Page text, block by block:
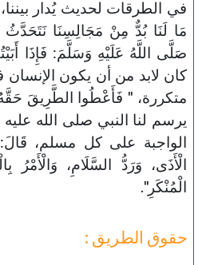
في الطرقات لحديث يُدار
مَا لَنَا بُدٌّ مِنْ مَجَالِسِنَا
صَلَّى اللَّهُ عَلَيْهِ وَسَلَّمَ: فَإِذَا
كان لابد من أن يكون
متكررة، " فَأَعْطُوا الطَّرِيقَ
يرسم لنا النبي صلى الله
الواجبة على كل مسلم،
الْأَذَى، وَرَدُّ السَّلَامِ، وَالْأَمْرُ
الْمُنْكَرِ".
حقوق الطريق :